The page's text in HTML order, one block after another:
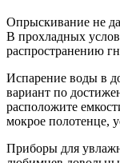
Опрыскивание не
В прохладных
распространению
Испарение воды в
вариант по
расположите
мокрое полотенце,
Приборы для